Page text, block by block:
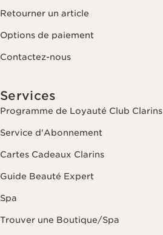
Retourner un article
Options de paiement
Contactez-nous
Services
Programme de Loyauté Club Clarins
Service d'Abonnement
Cartes Cadeaux Clarins
Guide Beauté Expert
Spa
Trouver une Boutique/Spa